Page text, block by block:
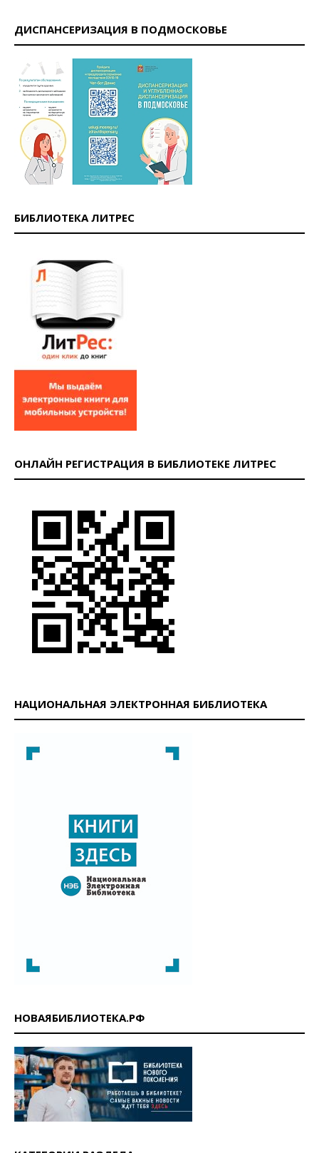
ДИСПАНСЕРИЗАЦИЯ В ПОДМОСКОВЬЕ
БИБЛИОТЕКА ЛИТРЕС
ОНЛАЙН РЕГИСТРАЦИЯ В БИБЛИОТЕКЕ ЛИТРЕС
НАЦИОНАЛЬНАЯ ЭЛЕКТРОННАЯ БИБЛИОТЕКА
НОВАЯБИБЛИОТЕКА.РФ